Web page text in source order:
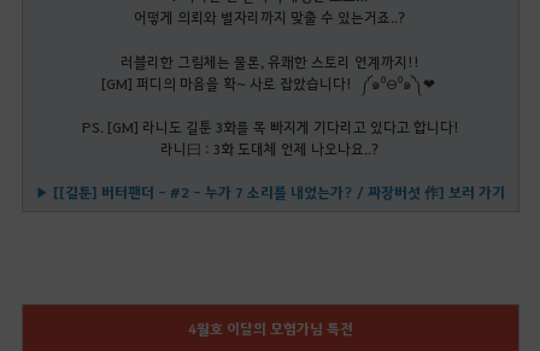
어떻게 의뢰와 별자리까지 맞출 수 있는거죠..?
러블리한 그림체는 물론, 유쾌한 스토리 연계까지!!
[GM] 퍼디의 마음을 확~ 사로 잡았습니다! ༼๑⁰⊖⁰๑༽❤
PS. [GM] 라니도 길툰 3화를 목 빠지게 기다리고 있다고 합니다!
라니曰 : 3화 도대체 언제 나오나요..?
▶ [[길툰] 버터팬더 - #2 - 누가 7 소리를 내었는가? / 짜장버섯 作] 보러 가기
4월호 이달의 모험가님 특전